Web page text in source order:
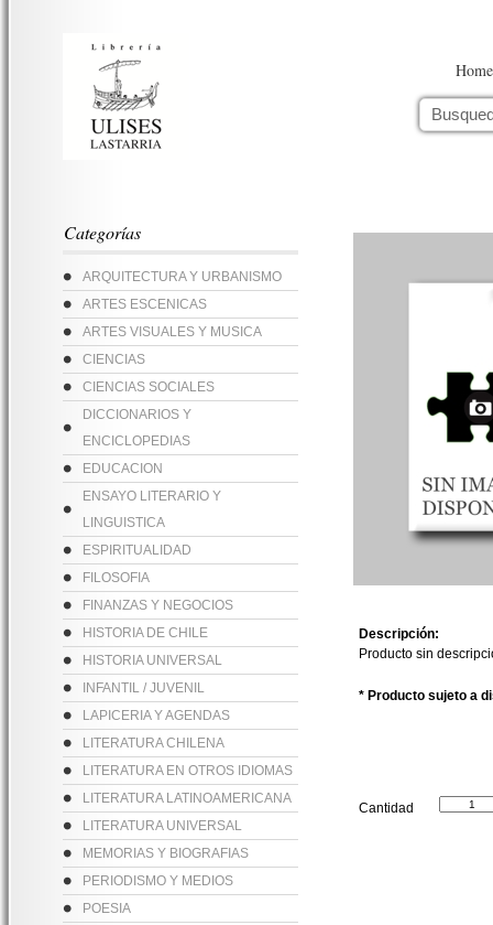
Home
Categorías
ARQUITECTURA Y URBANISMO
ARTES ESCENICAS
ARTES VISUALES Y MUSICA
CIENCIAS
CIENCIAS SOCIALES
DICCIONARIOS Y
ENCICLOPEDIAS
EDUCACION
ENSAYO LITERARIO Y
LINGUISTICA
ESPIRITUALIDAD
FILOSOFIA
FINANZAS Y NEGOCIOS
HISTORIA DE CHILE
HISTORIA UNIVERSAL
INFANTIL / JUVENIL
LAPICERIA Y AGENDAS
LITERATURA CHILENA
LITERATURA EN OTROS IDIOMAS
LITERATURA LATINOAMERICANA
LITERATURA UNIVERSAL
MEMORIAS Y BIOGRAFIAS
PERIODISMO Y MEDIOS
POESIA
Descripción:
Producto sin
* Producto sujeto a
Cantidad